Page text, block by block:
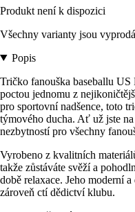
Produkt není k dispozici
Všechny varianty jsou
Popis
Tričko fanouška baseballu
poctou jednomu z
pro sportovní nadšence, toto
týmového ducha. Ať už jste
nezbytností pro všechny
Vyrobeno z kvalitních
takže zůstáváte svěží a
době relaxace. Jeho moderní
zároveň ctí dědictví klubu.